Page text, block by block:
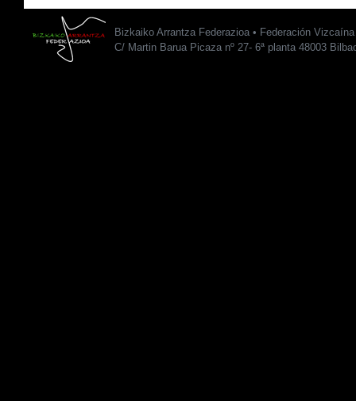
Bizkaiko Arrantza Federazioa • Federación
C/ Martin Barua Picaza nº 27- 6ª planta 48003